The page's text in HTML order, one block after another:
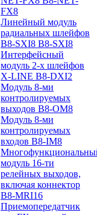
FX8
Линейный модуль
радиальных шлейфов
B8-SXI8 B8-SXI8
Интерфейсный
модуль 2-х шлейфов
X-LINE B8-DXI2
Модуль 8-ми
контролируемых
выходов B8-OM8
Модуль 8-ми
контролируемых
входов B8-IM8
модуль 16-ти
релейных выходов,
включая коннектор
B8-MRI16
Приемопередатчик